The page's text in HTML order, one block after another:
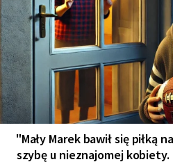
"Mały Marek bawił się piłką
szybę u nieznajomej kobiety.